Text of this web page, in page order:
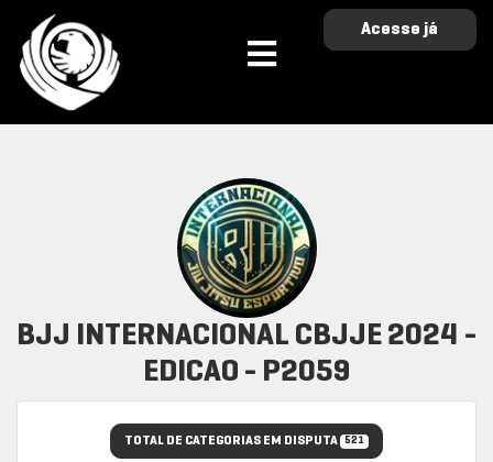
Acesse já
BJJ INTERNACIONAL CBJJE 2024 -
EDICAO - P2059
TOTAL DE CATEGORIAS EM DISPUTA 521